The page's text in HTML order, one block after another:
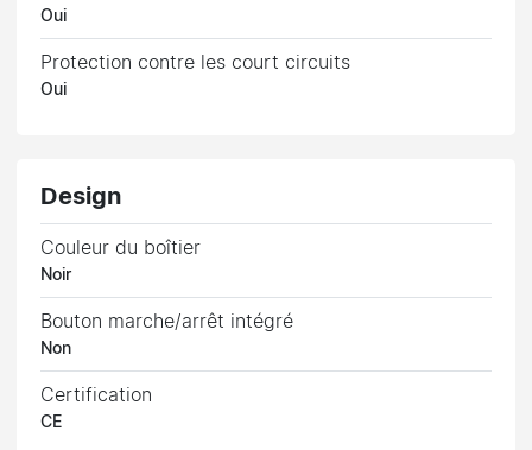
Oui
Protection contre les court circuits
Oui
Design
Couleur du boîtier
Noir
Bouton marche/arrêt intégré
Non
Certification
CE